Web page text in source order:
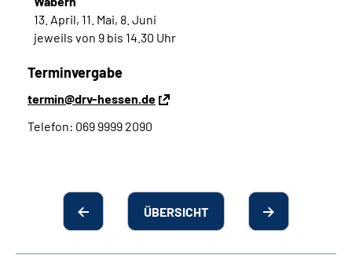
13. April, 11. Mai, 8. Juni
jeweils von 9 bis 14.30 Uhr
Terminvergabe
termin@drv-hessen.de
Telefon: 069 9999 2090
ÜBERSICHT